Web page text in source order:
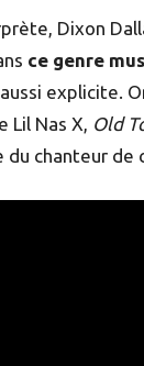
Dixon
ce genre
explicite.
Lil Nas X, Old
du chanteur de